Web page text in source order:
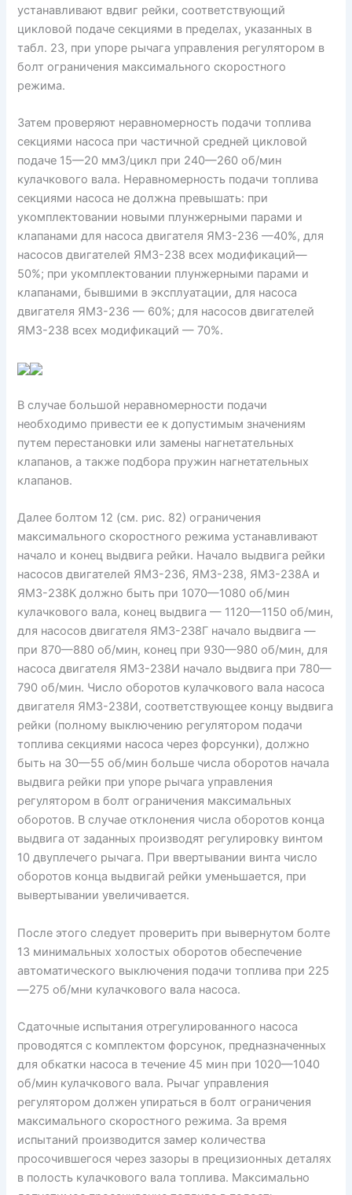
устанавливают вдвиг рейки, соответствующий
цикловой подаче секциями в пределах, указанных в
табл. 23, при упоре рычага управления регулятором в
болт ограничения максимального скоростного
режима.
Затем проверяют неравномерность подачи топлива
секциями насоса при частичной средней цикловой
подаче 15—20 мм3/цикл при 240—260 об/мин
кулачкового вала. Неравномерность подачи топлива
секциями насоса не должна превышать: при
укомплектовании новыми плунжерными парами и
клапанами для насоса двигателя ЯМЗ-236 —40%, для
насосов двигателей ЯМЗ-238 всех модификаций—
50%; при укомплектовании плунжерными парами и
клапанами, бывшими в эксплуатации, для насоса
двигателя ЯМЗ-236 — 60%; для насосов двигателей
ЯМЗ-238 всех модификаций — 70%.
В случае большой неравномерности подачи
необходимо привести ее к допустимым значениям
путем перестановки или замены нагнетательных
клапанов, а также подбора пружин нагнетательных
клапанов.
Далее болтом 12 (см. рис. 82) ограничения
максимального скоростного режима устанавливают
начало и конец выдвига рейки. Начало выдвига рейки
насосов двигателей ЯМЗ-236, ЯМЗ-238, ЯМЗ-238А и
ЯМЗ-238К должно быть при 1070—1080 об/мин
кулачкового вала, конец выдвига — 1120—1150 об/мин,
для насосов двигателя ЯМЗ-238Г начало выдвига —
при 870—880 об/мин, конец при 930—980 об/мин, для
насоса двигателя ЯМЗ-238И начало выдвига при 780—
790 об/мин. Число оборотов кулачкового вала насоса
двигателя ЯМЗ-238И, соответствующее концу выдвига
рейки (полному выключению регулятором подачи
топлива секциями насоса через форсунки), должно
быть на 30—55 об/мин больше числа оборотов начала
выдвига рейки при упоре рычага управления
регулятором в болт ограничения максимальных
оборотов. В случае отклонения числа оборотов конца
выдвига от заданных производят регулировку винтом
10 двуплечего рычага. При ввертывании винта число
оборотов конца выдвигай рейки уменьшается, при
вывертывании увеличивается.
После этого следует проверить при вывернутом болте
13 минимальных холостых оборотов обеспечение
автоматического выключения подачи топлива при 225
—275 об/мни кулачкового вала насоса.
Сдаточные испытания отрегулированного насоса
проводятся с комплектом форсунок, предназначенных
для обкатки насоса в течение 45 мин при 1020—1040
об/мин кулачкового вала. Рычаг управления
регулятором должен упираться в болт ограничения
максимального скоростного режима. За время
испытаний производится замер количества
просочившегося через зазоры в прецизионных деталях
в полость кулачкового вала топлива. Максимально